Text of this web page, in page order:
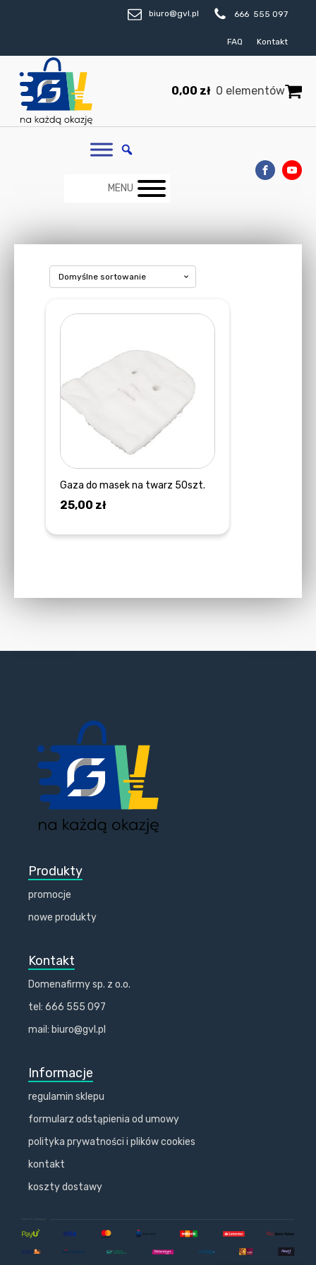
biuro@gvl.pl 666 555 097
FAQ Kontakt
0,00 zł 0 elementów
MENU
Gaza do masek na twarz 50szt.
25,00 zł
Produkty
promocje
nowe produkty
Kontakt
Domenafirmy sp. z o.o.
tel: 666 555 097
mail: biuro@gvl.pl
Informacje
regulamin sklepu
formularz odstąpienia od umowy
polityka prywatności i plików cookies
kontakt
koszty dostawy